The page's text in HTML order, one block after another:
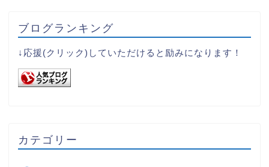
ブログランキング
↓応援(クリック)していただけると励みになります！
カテゴリー